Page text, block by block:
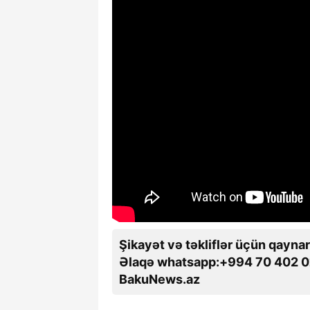
Şikayət və təkliflər üçün
Əlaqə whatsapp:+994 70 402
BakuNews.az